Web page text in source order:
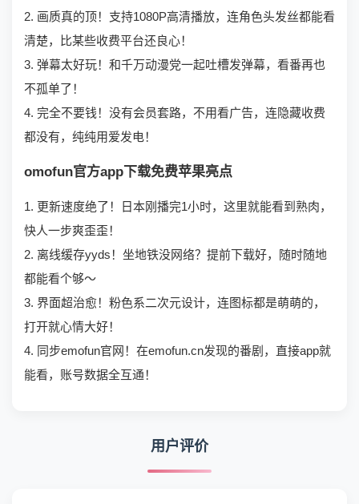
2. 画质真的顶！支持1080P高清播放，连角色头发丝都能看
清楚，比某些收费平台还良心！
3. 弹幕太好玩！和千万动漫党一起吐槽发弹幕，看番再也
不孤单了！
4. 完全不要钱！没有会员套路，不用看广告，连隐藏收费
都没有，纯纯用爱发电！
omofun官方app下载免费苹果亮点
1. 更新速度绝了！日本刚播完1小时，这里就能看到熟肉，
快人一步爽歪歪！
2. 离线缓存yyds！坐地铁没网络？提前下载好，随时随地
都能看个够～
3. 界面超治愈！粉色系二次元设计，连图标都是萌萌的，
打开就心情大好！
4. 同步emofun官网！在emofun.cn发现的番剧，直接app就
能看，账号数据全互通！
用户评价